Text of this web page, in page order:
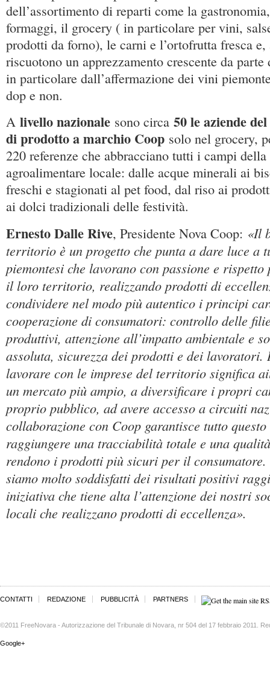
dell’assortimento di reparti come la
formaggi, il grocery ( in particolare per vini,
prodotti da forno), le carni e l’ortofrutta fresca e,
riscuotono un apprezzamento crescente da
in particolare dall’affermazione dei vini
dop e non.
A livello nazionale sono circa 50 le aziende
di prodotto a marchio Coop solo nel grocery,
220 referenze che abbracciano tutti i campi
agroalimentare locale: dalle acque minerali ai
freschi e stagionati al pet food, dal riso ai
ai dolci tradizionali delle festività.
Ernesto Dalle Rive, Presidente Nova Coop: «Il
territorio è un progetto che punta a dare luce a
piemontesi che lavorano con passione e
il loro territorio, realizzando prodotti di
condividere nel modo più autentico i principi
cooperazione di consumatori: controllo delle
produttivi, attenzione all’impatto ambientale e
assoluta, sicurezza dei prodotti e dei lavoratori.
lavorare con le imprese del territorio significa
un mercato più ampio, a diversificare i propri
proprio pubblico, ad avere accesso a circuiti
collaborazione con Coop garantisce tutto
raggiungere una tracciabilità totale e una
rendono i prodotti più sicuri per il consumatore.
siamo molto soddisfatti dei risultati positivi
iniziativa che tiene alta l’attenzione dei nostri
locali che realizzano prodotti di eccellenza».
CONTATTI REDAZIONE PUBBLICITÀ PARTNERS
©2011 FreeNovara - Autorizzazione del Tribunale di Novara, nr 504 del 17 febbraio 2011.
Google+